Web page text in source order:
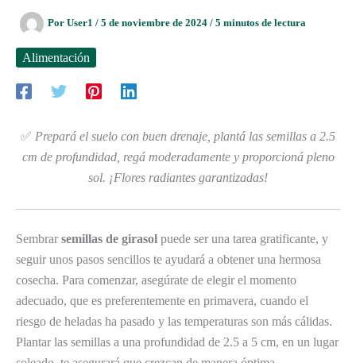
Por User1 / 5 de noviembre de 2024 / 5 minutos de lectura
Alimentación
✅ Prepará el suelo con buen drenaje, plantá las semillas a 2.5
cm de profundidad, regá moderadamente y proporcioná pleno
sol. ¡Flores radiantes garantizadas!
Sembrar semillas de girasol puede ser una tarea gratificante, y
seguir unos pasos sencillos te ayudará a obtener una hermosa
cosecha. Para comenzar, asegúrate de elegir el momento
adecuado, que es preferentemente en primavera, cuando el
riesgo de heladas ha pasado y las temperaturas son más cálidas.
Plantar las semillas a una profundidad de 2.5 a 5 cm, en un lugar